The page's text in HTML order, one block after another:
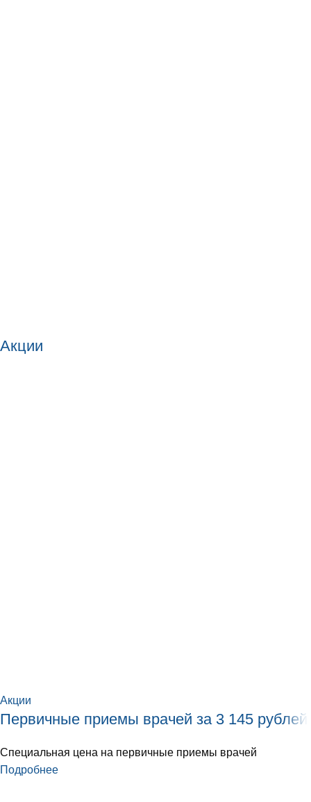
Акции
Акции
Первичные приемы врачей за 3 145 рублей
Специальная цена на первичные приемы врачей
Подробнее